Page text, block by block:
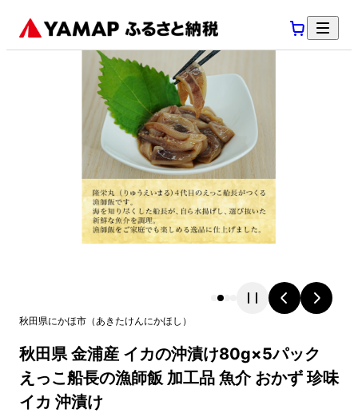
秋田県にかほ市 （あきたけんにかほし ）
秋田県 金浦産 イカの沖漬け80g×5パック
えっこ船長の漁師飯 加工品 魚介 おかず 珍味
イカ 沖漬け